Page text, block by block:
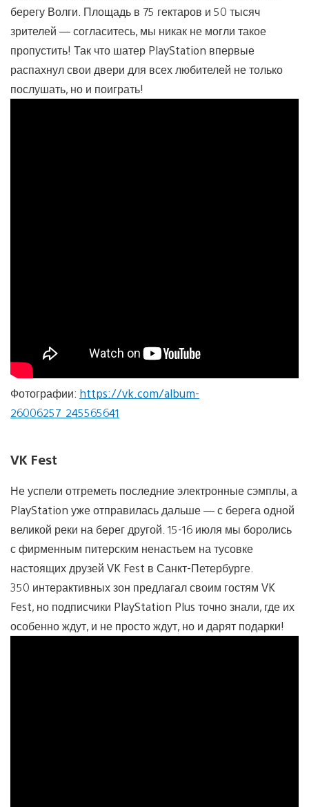
берегу Волги. Площадь в 75 гектаров и 50 тысяч
зрителей — согласитесь, мы никак не могли такое
пропустить! Так что шатер PlayStation впервые
распахнул свои двери для всех любителей не только
послушать, но и поиграть!
Фотографии: https://vk.com/album-
26006257_245565641
VK Fest
Не успели отгреметь последние электронные сэмплы, а
PlayStation уже отправилась дальше — с берега одной
великой реки на берег другой. 15-16 июля мы боролись
с фирменным питерским ненастьем на тусовке
настоящих друзей VK Fest в Санкт-Петербурге.
350 интерактивных зон предлагал своим гостям VK
Fest, но подписчики PlayStation Plus точно знали, где их
особенно ждут, и не просто ждут, но и дарят подарки!